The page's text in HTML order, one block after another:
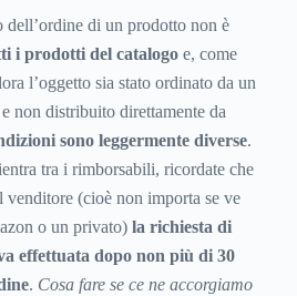
dell’ordine di un prodotto non è
i prodotti del catalogo e, come
l’oggetto sia stato ordinato da un
non distribuito direttamente da
sono leggermente diverse.
tra i rimborsabili, ricordate che
venditore (cioè non importa se ve
o un privato) la richiesta di
effettuata dopo non più di 30
. Cosa fare se ce ne accorgiamo